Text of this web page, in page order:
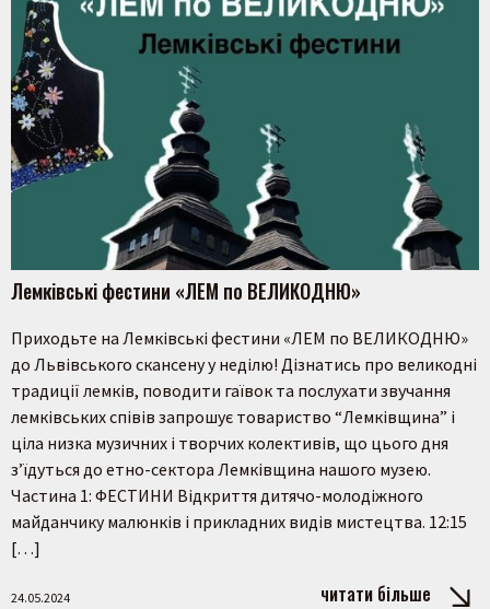
Лемківські фестини «ЛЕМ по ВЕЛИКОДНЮ»
Приходьте на Лемківські фестини «ЛЕМ по ВЕЛИКОДНЮ»
до Львівського скансену у неділю! Дізнатись про великодні
традиції лемків, поводити гаївок та послухати звучання
лемківських співів запрошує товариство “Лемківщина” і
ціла низка музичних і творчих колективів, що цього дня
з’їдуться до етно-сектора Лемківщина нашого музею.
Частина 1: ФЕСТИНИ Відкриття дитячо-молодіжного
майданчику малюнків і прикладних видів мистецтва. 12:15
[…]
24.05.2024 читати більше